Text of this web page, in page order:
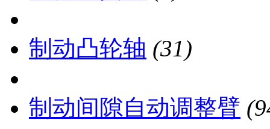
制动凸轮轴 (31)
制动间隙自动调整臂